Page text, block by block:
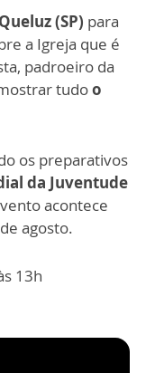
Queluz (SP) para
a Igreja que é
padroeiro da
tudoo
os preparativos
da Juventude
acontece
agosto.
13h